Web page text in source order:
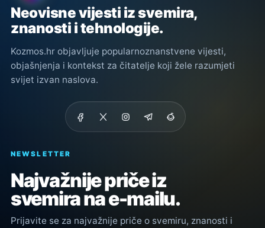
Neovisne vijesti iz svemira,
znanosti i tehnologije.
Kozmos.hr objavljuje popularnoznanstvene vijesti,
objašnjenja i kontekst za čitatelje koji žele razumjeti
svijet izvan naslova.
NEWSLETTER
Najvažnije priče iz
svemira na e-mailu.
Prijavite se za najvažnije priče o svemiru, znanosti i